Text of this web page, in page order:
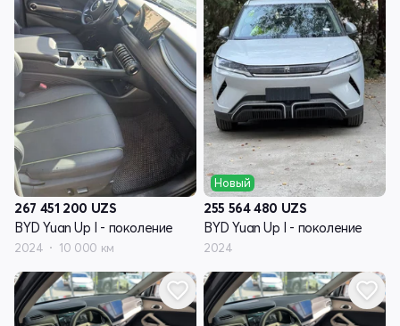
267 451 200 UZS
BYD Yuan Up I - поколение
2024 10 000 км
Новый
255 564 480 UZS
BYD Yuan Up I - поколение
2024